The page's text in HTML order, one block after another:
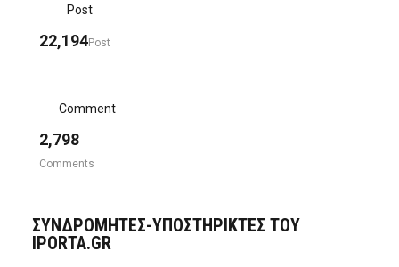
Post
22,194Post
Comment
2,798
Comments
ΣΥΝΔΡΟΜΗΤΈΣ-ΥΠΟΣΤΗΡΙΚΤΈΣ ΤΟΥ
IPORTA.GR